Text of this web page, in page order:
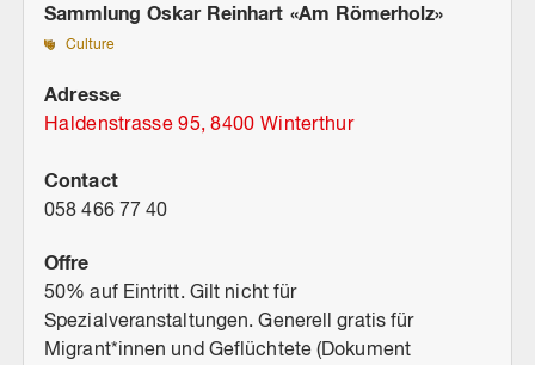
Sammlung Oskar Reinhart «Am Römerholz»
Culture
Adresse
Haldenstrasse 95, 8400 Winterthur
Contact
058 466 77 40
Offre
50% auf Eintritt. Gilt nicht für
Spezialveranstaltungen. Generell gratis für
Migrant*innen und Geflüchtete (Dokument